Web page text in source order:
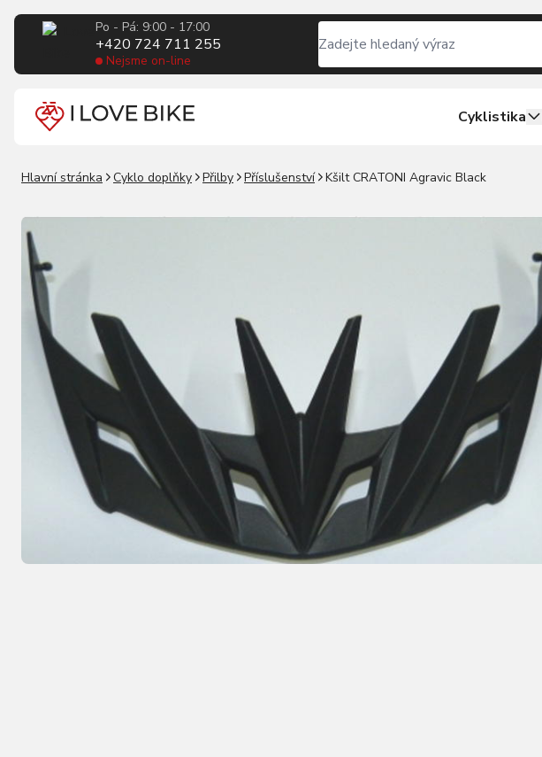
Po - Pá: 9:00 - 17:00
+420 724 711 255
Nejsme on-line
Cyklistika
Hlavní stránka Cyklo doplňky Přilby Příslušenství Kšilt CRATONI Agravic Black